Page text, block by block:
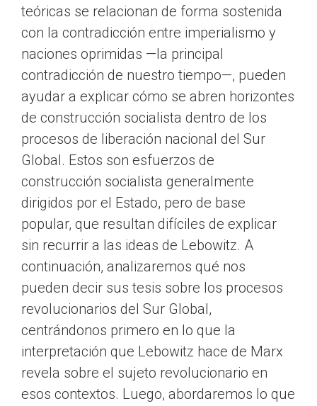
teóricas se relacionan de forma sostenida
con la contradicción entre imperialismo y
naciones oprimidas —la principal
contradicción de nuestro tiempo—, pueden
ayudar a explicar cómo se abren horizontes
de construcción socialista dentro de los
procesos de liberación nacional del Sur
Global. Estos son esfuerzos de
construcción socialista generalmente
dirigidos por el Estado, pero de base
popular, que resultan difíciles de explicar
sin recurrir a las ideas de Lebowitz. A
continuación, analizaremos qué nos
pueden decir sus tesis sobre los procesos
revolucionarios del Sur Global,
centrándonos primero en lo que la
interpretación que Lebowitz hace de Marx
revela sobre el sujeto revolucionario en
esos contextos. Luego, abordaremos lo que